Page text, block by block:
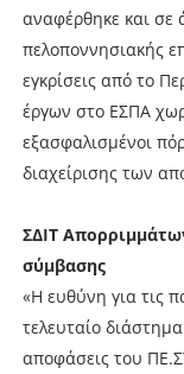
αναφέρθηκε και σε
πελοποννησιακής
εγκρίσεις από το
έργων στο ΕΣΠΑ
εξασφαλισμένοι
διαχείρισης των
ΣΔΙΤ
σύμβασης
«Η ευθύνη για τις
τελευταίο
αποφάσεις του